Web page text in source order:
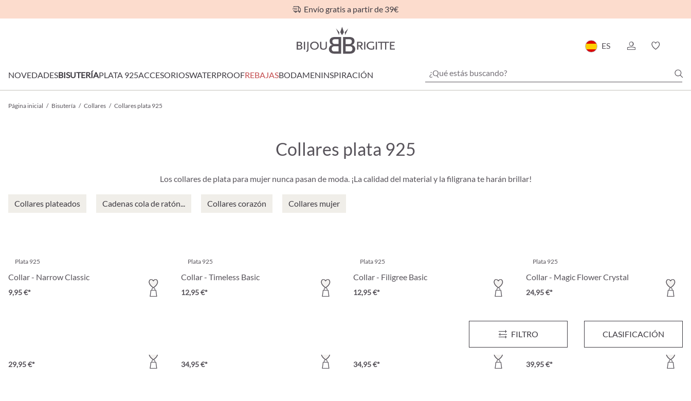
Envío gratis a partir de 39€
ES
NOVEDADESBISUTERÍAPLATA 925ACCESORIOSWATERPROOFREBAJASBODAMENINSPIRACIÓN
Página inicial / Bisutería / Collares / Collares plata 925
Collares plata 925
Los collares de plata para mujer nunca pasan de moda. ¡La calidad del material y la filigrana te harán brillar!
Collares plateados Cadenas cola de ratón... Collares corazón Collares mujer
FILTRO CLASIFICACIÓN
Plata 925
Collar - Narrow Classic
9,95 €*
Plata 925
Collar - Timeless Basic
12,95 €*
Plata 925
Collar - Filigree Basic
12,95 €*
Plata 925
Collar - Magic Flower Crystal
24,95 €*
29,95 €* 34,95 €* 34,95 €*
Plata 925
Collar - Strong Gold
39,95 €*